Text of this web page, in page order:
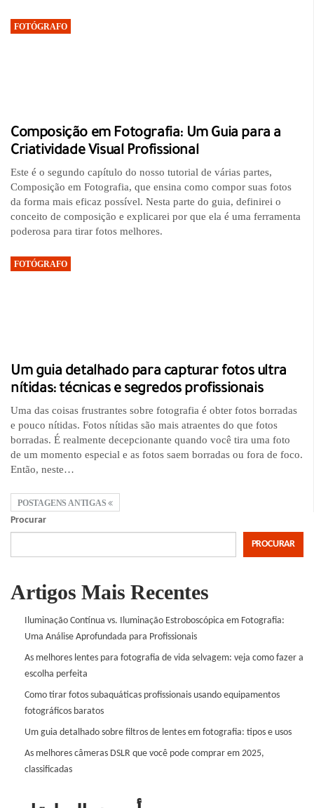
FOTÓGRAFO
Composição em Fotografia: Um Guia para a
Criatividade Visual Profissional
Este é o segundo capítulo do nosso tutorial de várias partes,
Composição em Fotografia, que ensina como compor suas fotos
da forma mais eficaz possível. Nesta parte do guia, definirei o
conceito de composição e explicarei por que ela é uma ferramenta
poderosa para tirar fotos melhores.
FOTÓGRAFO
Um guia detalhado para capturar fotos ultra
nítidas: técnicas e segredos profissionais
Uma das coisas frustrantes sobre fotografia é obter fotos borradas
e pouco nítidas. Fotos nítidas são mais atraentes do que fotos
borradas. É realmente decepcionante quando você tira uma foto
de um momento especial e as fotos saem borradas ou fora de foco.
Então, neste…
POSTAGENS ANTIGAS
Procurar
PROCURAR
Artigos Mais Recentes
Iluminação Contínua vs. Iluminação Estroboscópica em Fotografia:
Uma Análise Aprofundada para Profissionais
As melhores lentes para fotografia de vida selvagem: veja como fazer a
escolha perfeita
Como tirar fotos subaquáticas profissionais usando equipamentos
fotográficos baratos
Um guia detalhado sobre filtros de lentes em fotografia: tipos e usos
As melhores câmeras DSLR que você pode comprar em 2025,
classificadas